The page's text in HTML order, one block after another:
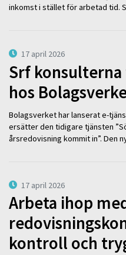
inkomst i stället för arbetad tid.
17 april 2026
Srf
hos
Bolagsverket har lanserat e-
ersätter den tidigare tjänsten
årsredovisning kommit in”. Den
17 april 2026
Arbeta ihop
kontroll och